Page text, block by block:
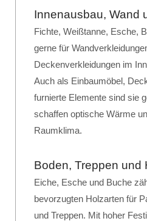
Innenausbau, Wand
Fichte, Weißtanne, Esche,
gerne für
Deckenverkleidungen im
Auch als Einbaumöbel,
furnierte Elemente sind sie
schaffen optische Wärme
Raumklima.
Boden, Treppen und
Eiche, Esche und Buche
bevorzugten Holzarten für
und Treppen. Mit hoher